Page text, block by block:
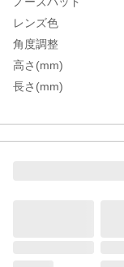
レンズ色
角度調整
高さ(mm)
長さ(mm)
防傷加工